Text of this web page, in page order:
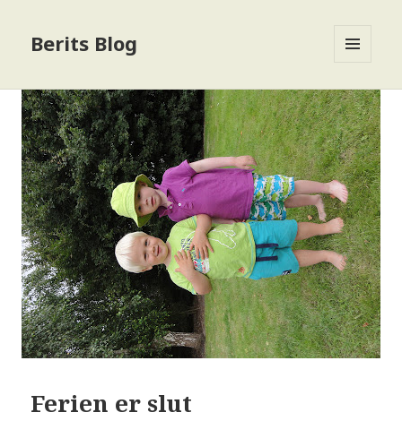
Berits Blog
WIDGETS
Ferien er slut